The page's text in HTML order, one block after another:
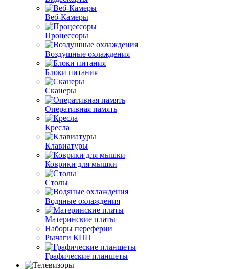
Веб-Камеры
Процессоры
Воздушные охлаждения
Блоки питания
Сканеры
Оперативная память
Кресла
Клавиатуры
Коврики для мышки
Столы
Водяные охлаждения
Материнские платы
Наборы переферии
Рычаги КПП
Графические планшеты